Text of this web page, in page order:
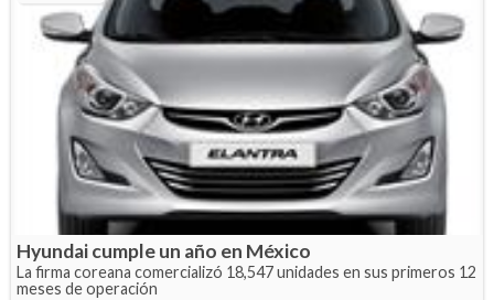
Hyundai cumple un año en México
La firma coreana comercializó 18,547 unidades en sus primeros 12
meses de operación